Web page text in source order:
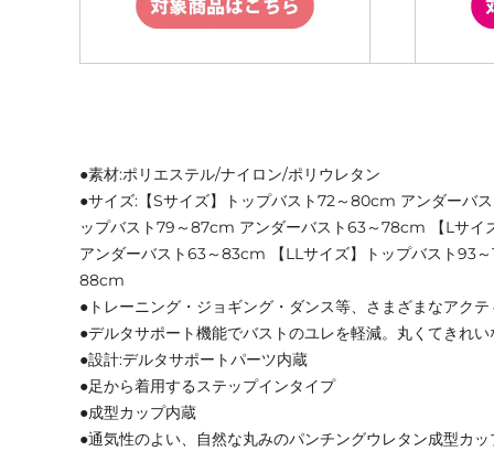
●素材:ポリエステル/ナイロン/ポリウレタン
●サイズ:【Sサイズ】トップバスト72～80cm アンダーバ
ップバスト79～87cm アンダーバスト63～78cm 【Lサ
アンダーバスト63～83cm 【LLサイズ】トップバスト93
88cm
●トレーニング・ジョギング・ダンス等、さまざまなアク
●デルタサポート機能でバストのユレを軽減。丸くてきれ
●設計:デルタサポートパーツ内蔵
●足から着用するステップインタイプ
●成型カップ内蔵
●通気性のよい、自然な丸みのパンチングウレタン成型カッ